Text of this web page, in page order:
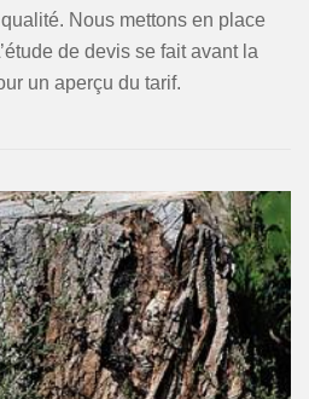
Nous mettons en place
de devis se fait avant la
un aperçu du tarif.